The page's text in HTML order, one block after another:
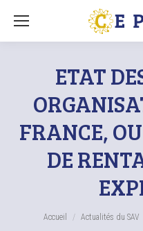
ETAT
FRANCE,
DE
Vous êtes ici :
Accueil Actualités du SAV